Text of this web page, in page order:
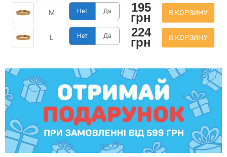
M Нет Да 195
грн В КОРЗИНУ
L Нет Да 224
грн В КОРЗИНУ